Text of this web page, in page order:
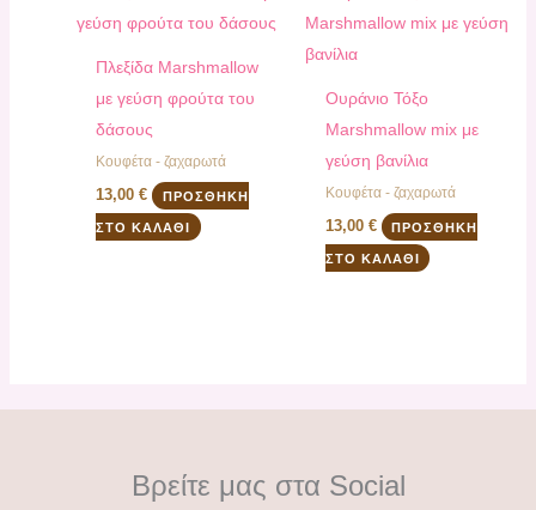
Πλεξίδα Marshmallow
με γεύση φρούτα του
δάσους
Κουφέτα - ζαχαρωτά
13,00€ ΠΡΟΣΘΉΚΗ
ΣΤΟ ΚΑΛΆΘΙ
Ουράνιο Τόξο
Marshmallow mix με
γεύση βανίλια
Κουφέτα - ζαχαρωτά
13,00 € ΠΡΟΣΘΉΚΗ
ΣΤΟ ΚΑΛΆΘΙ
Βρείτε μας στα Social